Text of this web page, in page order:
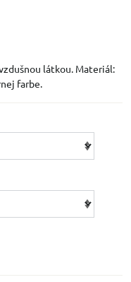
látkou. Materiál:
farbe.